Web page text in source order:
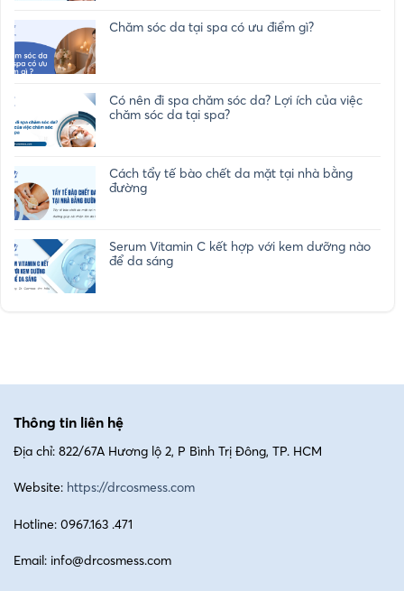
Chăm sóc da tại spa có ưu điểm gì?
Có nên đi spa chăm sóc da? Lợi ích của việc
chăm sóc da tại spa?
Cách tẩy tế bào chết da mặt tại nhà bằng
đường
Serum Vitamin C kết hợp với kem dưỡng nào
để da sáng
Thông tin liên hệ
Địa chỉ: 822/67A Hương lộ 2, P Bình Trị Đông, TP. HCM
Website: https://drcosmess.com
Hotline: 0967.163 .471
Email: info@drcosmess.com